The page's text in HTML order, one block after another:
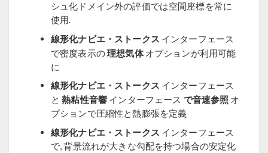
シュ化ドメイン外の評価では空間座標を常に
使用.
線形化ナビエ・ストークス インターフェース
で密度表示の理想気体オプションが利用可能
に
線形化ナビエ・ストークス インターフェース
と熱粘性音響 インターフェース で音速参照 オ
プションで圧縮性と熱膨張を定義
線形化ナビエ・ストークス インターフェース
で, 背景流れが大きな勾配を持つ場合の安定化